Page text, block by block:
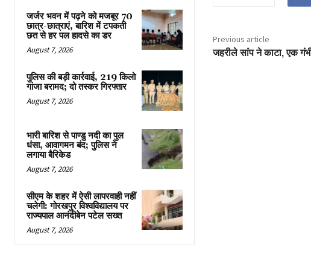
जर्जर भवन में पढ़ने को मजबूर 70
छात्र-छात्राएं, बारिश में टपकती
छत से हर पल हादसे का डर
August 7, 2026
पुलिस की बड़ी कार्रवाई, 219 किलो
गांजा बरामद; दो तस्कर गिरफ्तार
August 7, 2026
भारी बारिश से पाण्डु नदी का पुल
धंसा, आवागमन बंद; पुलिस ने
लगाया बैरिकेड
August 7, 2026
सीएम के शहर में ऐसी लापरवाही नहीं
चलेगी: गोरखपुर विश्वविद्यालय पर
राज्यपाल आनंदीबेन पटेल सख्त
August 7, 2026
Previous article
जहरीले सांप ने काटा, एक